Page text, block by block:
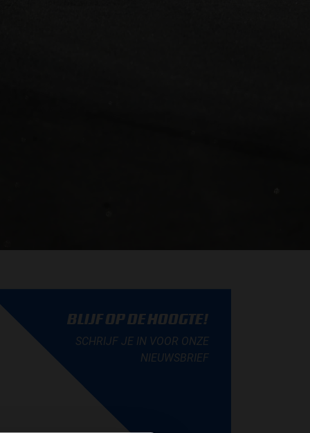
BLIJF OP DE HOOGTE!
SCHRIJF JE IN VOOR ONZE
NIEUWSBRIEF